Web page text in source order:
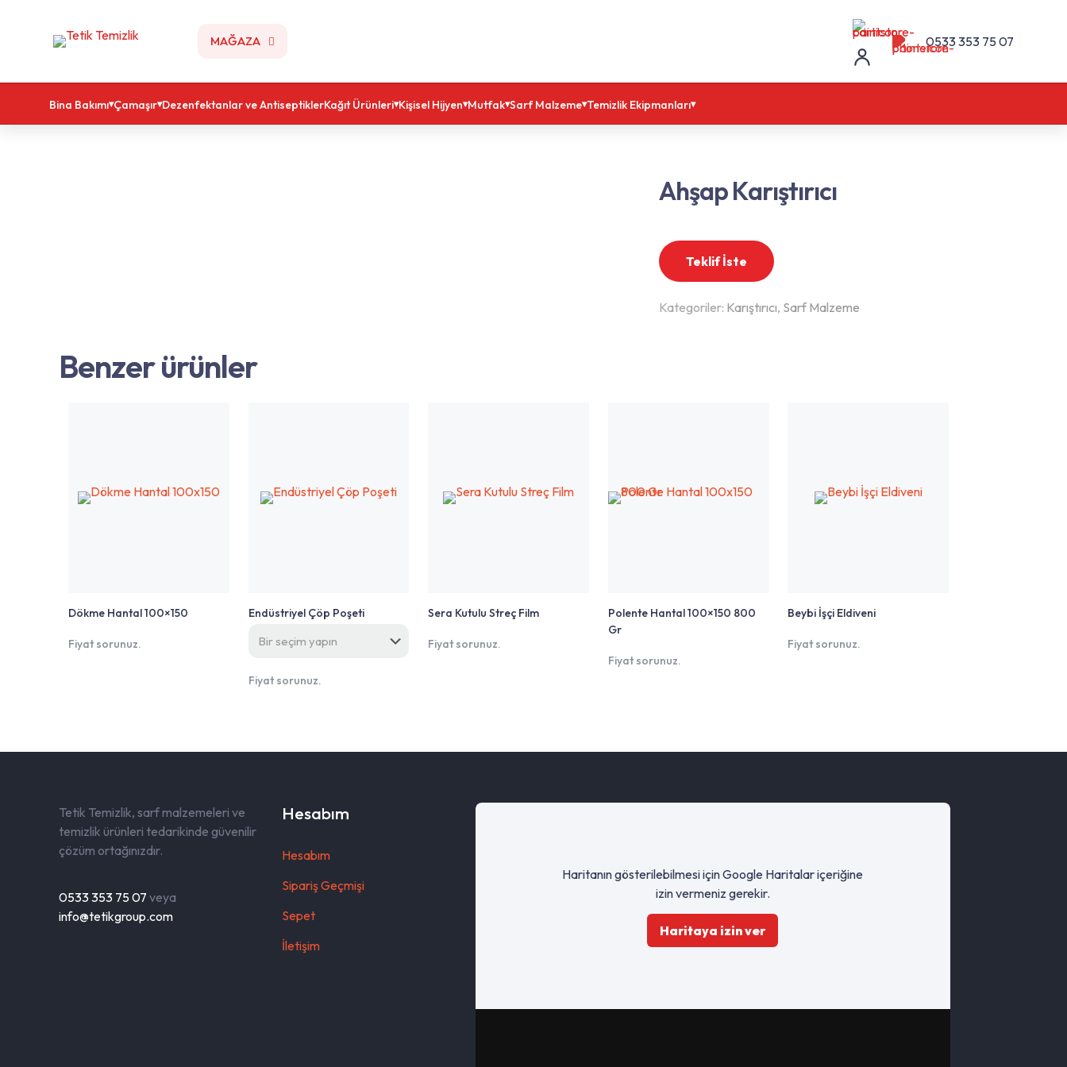
MAĞAZA 0533 353 75 07
Bina Bakımı Çamaşır Dezenfektanlar ve AntiseptiklerKağıt Ürünleri Kişisel Hijyen Mutfak Sarf Malzeme Temizlik Ekipmanları
Ahşap Karıştırıcı
Teklif İste
Kategoriler: Karıştırıcı, Sarf Malzeme
Benzer ürünler
Dökme Hantal 100×150
Fiyat sorunuz.
Endüstriyel Çöp Poşeti
Fiyat sorunuz.
Sera Kutulu Streç Film
Fiyat sorunuz.
Polente Hantal 100×150 800
Gr
Fiyat sorunuz.
Beybi İşçi Eldiveni
Fiyat sorunuz.
Tetik Temizlik, sarf malzemeleri ve
temizlik ürünleri tedarikinde güvenilir
çözüm ortağınızdır.
0533 353 75 07 veya
info@tetikgroup.com
Hesabım
Hesabım
Sipariş Geçmişi
Sepet
İletişim
Haritanın gösterilebilmesi için Google Haritalar içeriğine
izin vermeniz gerekir.
Haritaya izin ver